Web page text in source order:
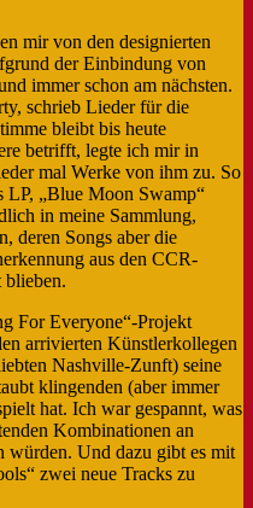
mir von den designierten
der Einbindung von
immer schon am nächsten.
schrieb Lieder für die
bleibt bis heute
betrifft, legte ich mir in
mal Werke von ihm zu. So
LP, „Blue Moon Swamp“
in meine Sammlung,
deren Songs aber die
aus den CCR-
blieben.
For Everyone“-Projekt
arrivierten Künstlerkollegen
Nashville-Zunft) seine
klingenden (aber immer
hat. Ich war gespannt, was
Kombinationen an
würden. Und dazu gibt es mit
zwei neue Tracks zu